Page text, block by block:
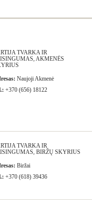
TVARKA IR
AKMENĖS
Naujoji Akmenė
+370 (656) 18122
TVARKA IR
BIRŽŲ SKYRIUS
Biržai
+370 (618) 39436